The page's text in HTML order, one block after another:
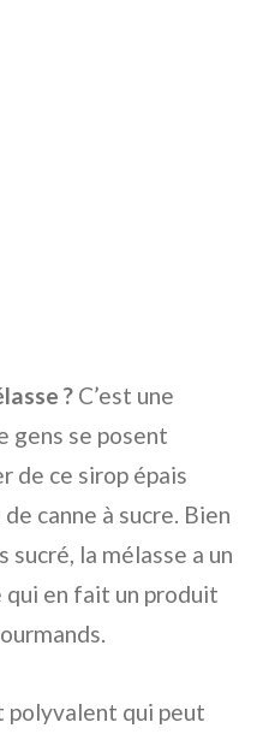
? C’est une
gens se posent
de ce sirop épais
canne à sucre. Bien
la mélasse a un
en fait un produit
polyvalent qui peut